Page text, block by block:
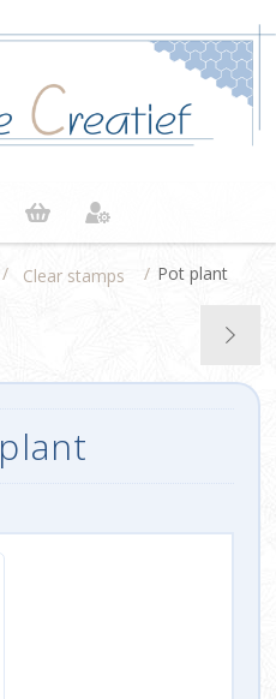
/ Clear stamps / Pot plant